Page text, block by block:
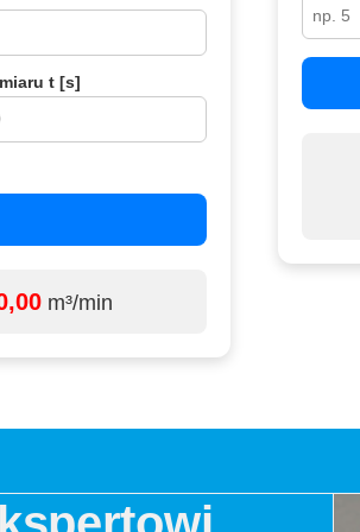
t [s]
m³/min